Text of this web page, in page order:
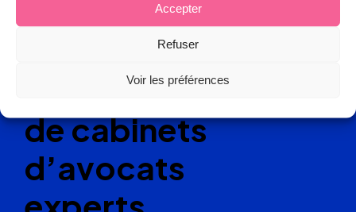
Accepter
Refuser
Voir les préférences
Ellipse Avocats
Réseau
de cabinets
d’avocats